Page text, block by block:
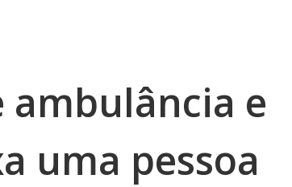
e
uma pessoa